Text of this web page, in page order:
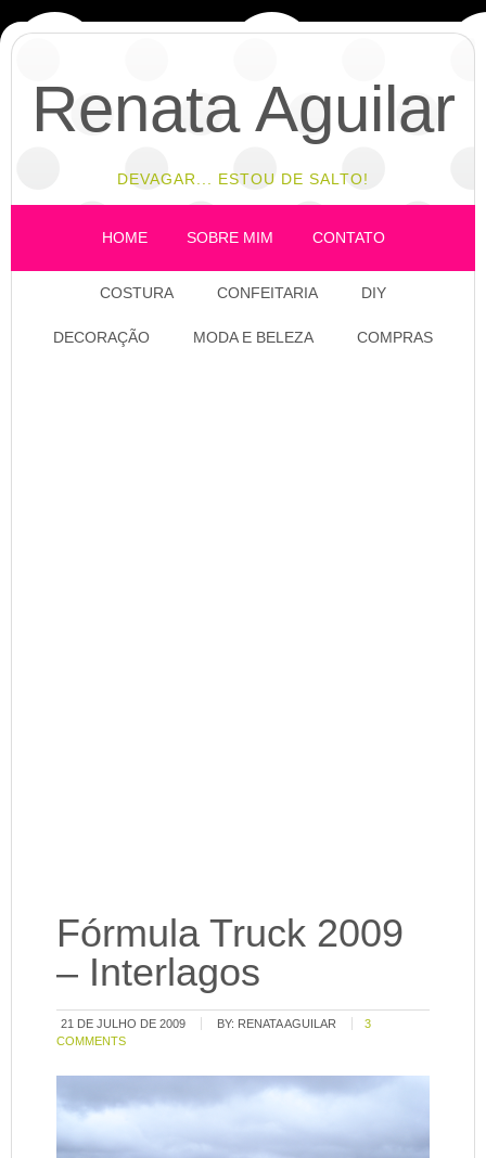
Renata Aguilar
DEVAGAR... ESTOU DE SALTO!
HOME SOBRE MIM CONTATO
COSTURA CONFEITARIA DIY
DECORAÇÃO MODA E BELEZA COMPRAS
Fórmula Truck 2009
– Interlagos
21 DE JULHO DE 2009 BY: RENATA AGUILAR
3
COMMENTS